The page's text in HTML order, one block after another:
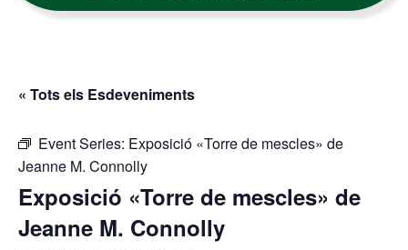
« Tots els Esdeveniments
Event Series: Exposició «Torre de mescles» de
Jeanne M. Connolly
Exposició «Torre de mescles» de
Jeanne M. Connolly